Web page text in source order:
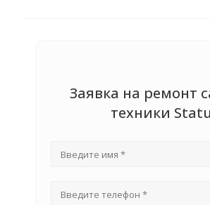
Заявка на ремонт
техники